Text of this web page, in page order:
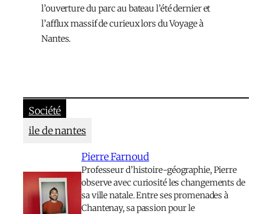
l’ouverture du parc au bateau l’été dernier et
l’afflux massif de curieux lors du Voyage à
Nantes.
Société
ile de nantes
Pierre Farnoud
Professeur d’histoire-géographie, Pierre
observe avec curiosité les changements de
sa ville natale. Entre ses promenades à
Chantenay, sa passion pour le